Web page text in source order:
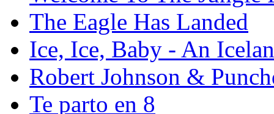
The Eagle Has Landed
Ice, Ice, Baby - An
Robert Johnson &
Te parto en 8